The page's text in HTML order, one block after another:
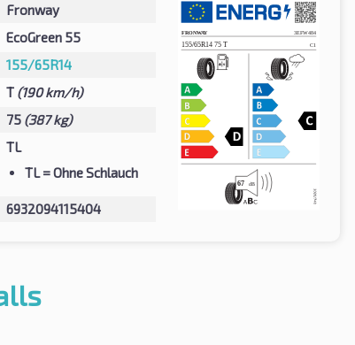
Fronway
EcoGreen 55
155/65R14
T (190 km/h)
75 (387 kg)
TL
TL= Ohne Schlauch
6932094115404